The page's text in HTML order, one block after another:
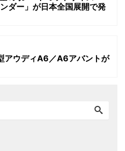
ダー」が日本全国展開で発
アウディA6／A6アバントが